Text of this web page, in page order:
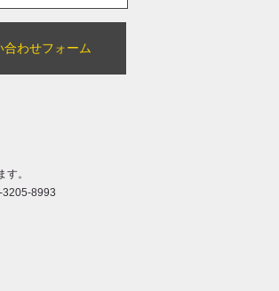
合わせフォーム
。
3205-8993